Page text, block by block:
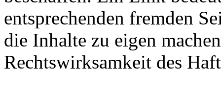
entsprechenden fremden
die Inhalte zu eigen
Rechtswirksamkeit des